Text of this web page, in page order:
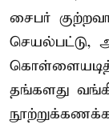
சைபர்
செயல்பட்டு,
தங்களது